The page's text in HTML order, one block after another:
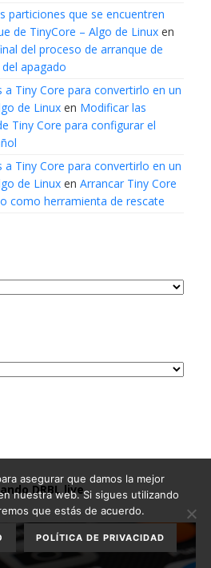
particiones que se encuentren
de TinyCore – Algo de Linuxen
del proceso de arranque de
apagado
a Tiny Core para convertirlo en un
de Linuxen Modificar las
Tiny Core para configurar el
a Tiny Core para convertirlo en un
de Linuxen Arrancar Tiny Core
como herramienta de rescate
DRBL live
asegurar que damos la mejor
nuestra web. Si sigues utilizando
que estás de acuerdo.
POLÍTICA DE PRIVACIDAD